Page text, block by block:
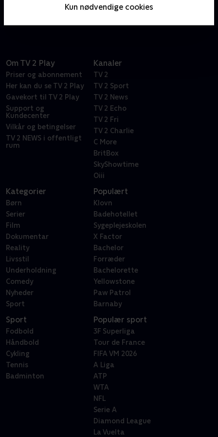
Kun nødvendige cookies
ordspil. Bare spørg den vanvittigt frustrerede Dr.
Om TV 2 Play
Priser og abonnement
Her kan du se TV 2 Play
Gavekort til TV 2 Play
Support og
Kundecenter
Vilkår og betingelser
TV 2 NEWS i offentligt
rum
Kanaler
TV 2
TV 2 Sport
TV 2 News
TV 2 Echo
TV 2 Fri
TV 2 Charlie
C More
BritBox
SkyShowtime
Oiii
Kategorier
Børn
Serier
Film
Dokumentar
Reality
Livsstil
Underholdning
Comedy
Nyheder
Sport
Populært
Klovn
Badehotellet
Sygeplejeskolen
X Factor
Bachelor
Forræder
Bachelorette
Yellowstone
Paw Patrol
Barnaby
Sport
Fodbold
Håndbold
Cykling
Tennis
Badminton
Populær sport
3F Superliga
Tour de France
FIFA VM 2026
A Liga
ATP
WTA
NFL
Serie A
Diamond League
La Vuelta